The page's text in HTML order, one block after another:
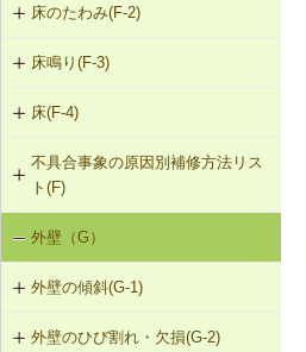
F-1-201 添え床根太による床根太の
補強（2階以上の場合）
F-1-202 添え床梁による床梁の補強
F-1-203 床梁の取替え
F-1-204 たて枠による床梁の補強
F-1-205 既存まぐさを新規まぐさに
床のたわみ(F-2)
F-2-201 床根太の交換（1階の場合）
F-2-202 下張材の張替え
床鳴り(F-3)
F-3-201 下張材の留付け直し
F-3-202 床鳴りの補修
床(F-4)
F-4-001 ビニル床シートの張替え
F-4-002 カーペットの張替え
F-4-501 フローリングの張替え
不具合事象の原因別補修方法リス
ト(F)
床の傾斜（F-1）
床のたわみ（F-2）
床鳴り（F-3）
外壁（G）
外壁の傾斜(G-1)
G-1-201 耐力壁線内の開口部を壁と
外壁のひび割れ・欠損(G-2)